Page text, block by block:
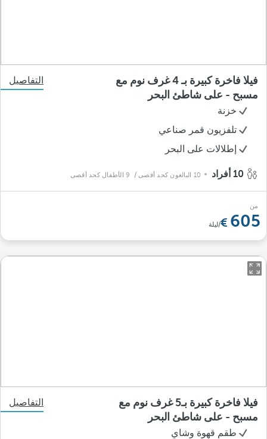
فيلا فاخرة كبيرة بـ 4 غرف نوم مع
مسبح - على شاطئ البحر
التفاصيل
خزنة
تلفزيون قمر صناعي
إطلالات على البحر
10 البالغون كحد أقصى / 9 الأطفال كحد أقصى
من
605 /ليلة
فيلا فاخرة كبيرة بـ5 غرف نوم مع
مسبح - على شاطئ البحر
التفاصيل
طقم قهوة وشاي